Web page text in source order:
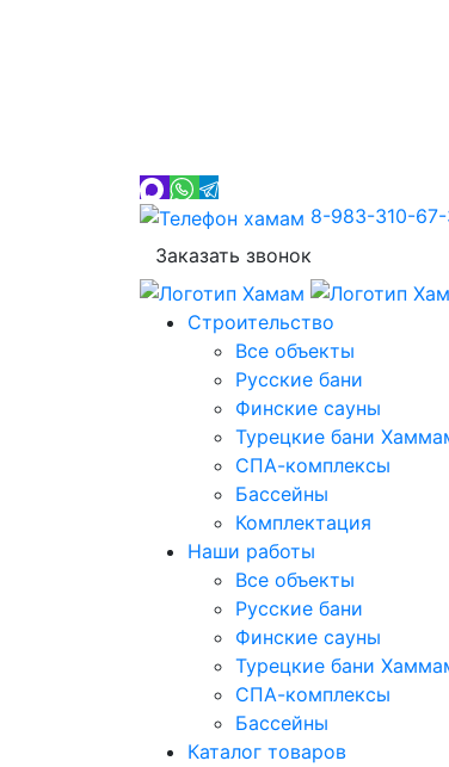
8-983-310-
Заказать звонок
Строительство
Все объекты
Русские бани
Финские сауны
Турецкие бани
СПА-комплексы
Бассейны
Комплектация
Наши работы
Все объекты
Русские бани
Финские сауны
Турецкие бани
СПА-комплексы
Бассейны
Каталог товаров